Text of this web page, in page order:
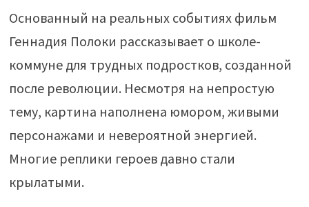
Основанный на реальных событиях фильм
Геннадия Полоки рассказывает о школе-
коммуне для трудных подростков, созданной
после революции. Несмотря на непростую
тему, картина наполнена юмором, живыми
персонажами и невероятной энергией.
Многие реплики героев давно стали
крылатыми.